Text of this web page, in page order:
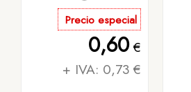
Precio especial
0,60€
+ IVA: 0,73 €